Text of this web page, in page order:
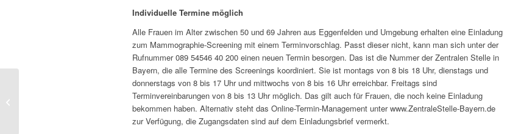
Individuelle Termine möglich
Alle Frauen im Alter zwischen 50 und 69 Jahren aus Eggenfelden und Umgebung erhalten eine Einladung
zum Mammographie-Screening mit einem Terminvorschlag. Passt dieser nicht, kann man sich unter der
Rufnummer 089 54546 40 200 einen neuen Termin besorgen. Das ist die Nummer der Zentralen Stelle in
Bayern, die alle Termine des Screenings koordiniert. Sie ist montags von 8 bis 18 Uhr, dienstags und
donnerstags von 8 bis 17 Uhr und mittwochs von 8 bis 16 Uhr erreichbar. Freitags sind
Terminvereinbarungen von 8 bis 13 Uhr möglich. Das gilt auch für Frauen, die noch keine Einladung
bekommen haben. Alternativ steht das Online-Termin-Management unter www.ZentraleStelle-Bayern.de
zur Verfügung, die Zugangsdaten sind auf dem Einladungsbrief vermerkt.
Straubing | Brustkrebs-Früherkennung